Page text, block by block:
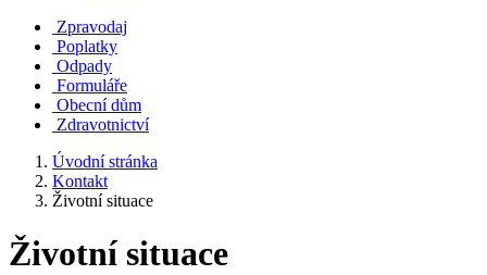
Zpravodaj
Poplatky
Odpady
Formuláře
Obecní dům
Zdravotnictví
Úvodní stránka
Kontakt
Životní situace
Životní situace